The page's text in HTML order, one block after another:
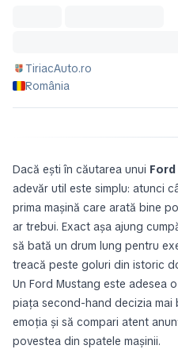
TiriacAuto.ro
România
Dacă ești în căutarea unui
adevăr util este simplu: atunci
prima mașină care arată bine
ar trebui. Exact așa ajung
să bată un drum lung pentru
treacă peste goluri din istoric
Un Ford Mustang este adesea
piața second-hand decizia mai
emoția și să compari atent
povestea din spatele mașinii.